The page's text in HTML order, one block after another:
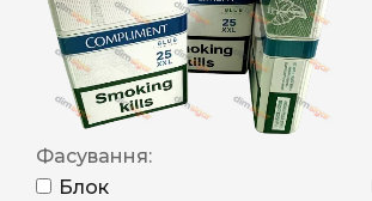
Фасування:
Блок